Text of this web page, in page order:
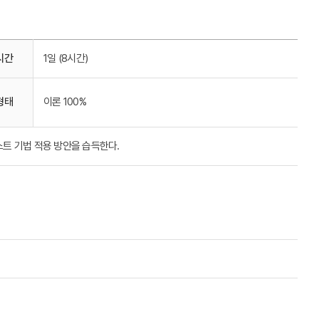
간 1일 (8시간)
태 이론 100%
기법 적용 방안을 습득한다.